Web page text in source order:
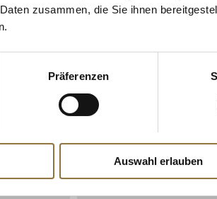
zusammen, die Sie ihnen
Präferenzen
Auswahl erlauben
% rein,
Sojasauce - glutenfrei,
Megachef, 4,5 l
Art.Nr.:47204